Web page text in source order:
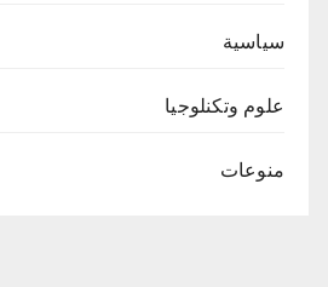
سياسية
علوم وتكنلوجيا
منوعات